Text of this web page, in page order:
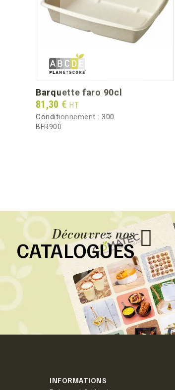
barquette faro 90cl
Prix
81,30 € HT
Conditionnement : 300
BFR900
Découvrez nos
CATALOGUES
INFORMATIONS